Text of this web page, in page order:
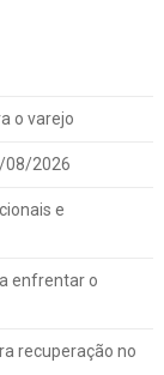
o varejo
08/2026
e
enfrentar o
recuperação no